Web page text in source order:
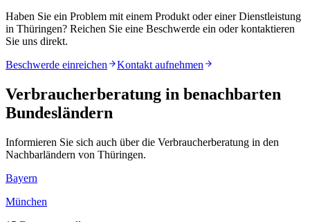
Haben Sie ein Problem mit einem Produkt oder einer Dienstleistung
in Thüringen? Reichen Sie eine Beschwerde ein oder kontaktieren
Sie uns direkt.
Beschwerde einreichen
Kontakt aufnehmen
Verbraucherberatung in benachbarten
Bundesländern
Informieren Sie sich auch über die Verbraucherberatung in den
Nachbarländern von Thüringen.
Bayern
München